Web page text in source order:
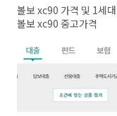
볼보 xc90 가격 및 1세
볼보 xc90 중고가격